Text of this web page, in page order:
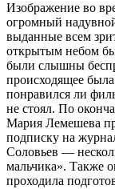
Изображение во
огромный
выданные всем
открытым небом
были слышны
происходящее
понравился ли
не стоял. По
Мария Лемешева
подписку на
Соловьев —
мальчика». Также
проходила